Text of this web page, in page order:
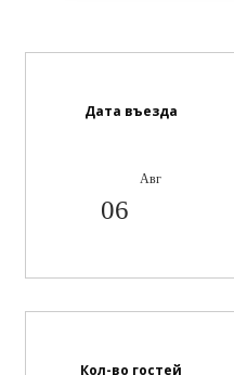
Дата въезда
06
Авг
Кол-во гостей